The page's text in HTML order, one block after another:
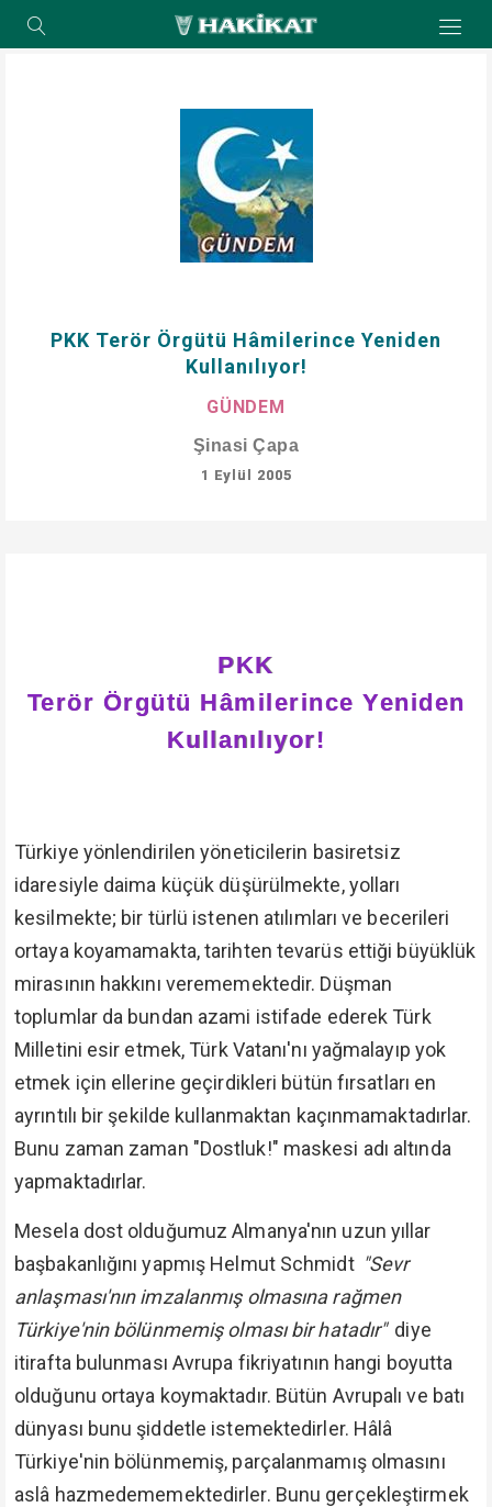
PKK Terör Örgütü Hâmilerince Yeniden
Kullanılıyor!
GÜNDEM
Şinasi Çapa
1 Eylül 2005
PKK
Terör Örgütü Hâmilerince Yeniden
Kullanılıyor!
Türkiye yönlendirilen yöneticilerin basiretsiz
idaresiyle daima küçük düşürülmekte, yolları
kesilmekte; bir türlü istenen atılımları ve becerileri
ortaya koyamamakta, tarihten tevarüs ettiği büyüklük
mirasının hakkını verememektedir. Düşman
toplumlar da bundan azami istifade ederek Türk
Milletini esir etmek, Türk Vatanı'nı yağmalayıp yok
etmek için ellerine geçirdikleri bütün fırsatları en
ayrıntılı bir şekilde kullanmaktan kaçınmamaktadırlar.
Bunu zaman zaman "Dostluk!" maskesi adı altında
yapmaktadırlar.
Mesela dost olduğumuz Almanya'nın uzun yıllar
başbakanlığını yapmış Helmut Schmidt "Sevr
anlaşması'nın imzalanmış olmasına rağmen
Türkiye'nin bölünmemiş olması bir hatadır" diye
itirafta bulunması Avrupa fikriyatının hangi boyutta
olduğunu ortaya koymaktadır. Bütün Avrupalı ve batı
dünyası bunu şiddetle istemektedirler. Hâlâ
Türkiye'nin bölünmemiş, parçalanmamış olmasını
aslâ hazmedememektedirler. Bunu gerçekleştirmek